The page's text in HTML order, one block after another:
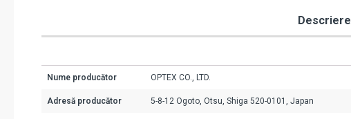
Descriere
Nume producător OPTEX CO., LTD.
Adresă producător 5-8-12 Ogoto, Otsu, Shiga 520-0101, Japan